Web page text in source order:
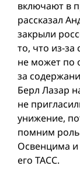
включают в
рассказал
закрыли
то, что из-
не может по
за
Берл Лазар
не
унижение,
помним
Освенцима и
его ТАСС.